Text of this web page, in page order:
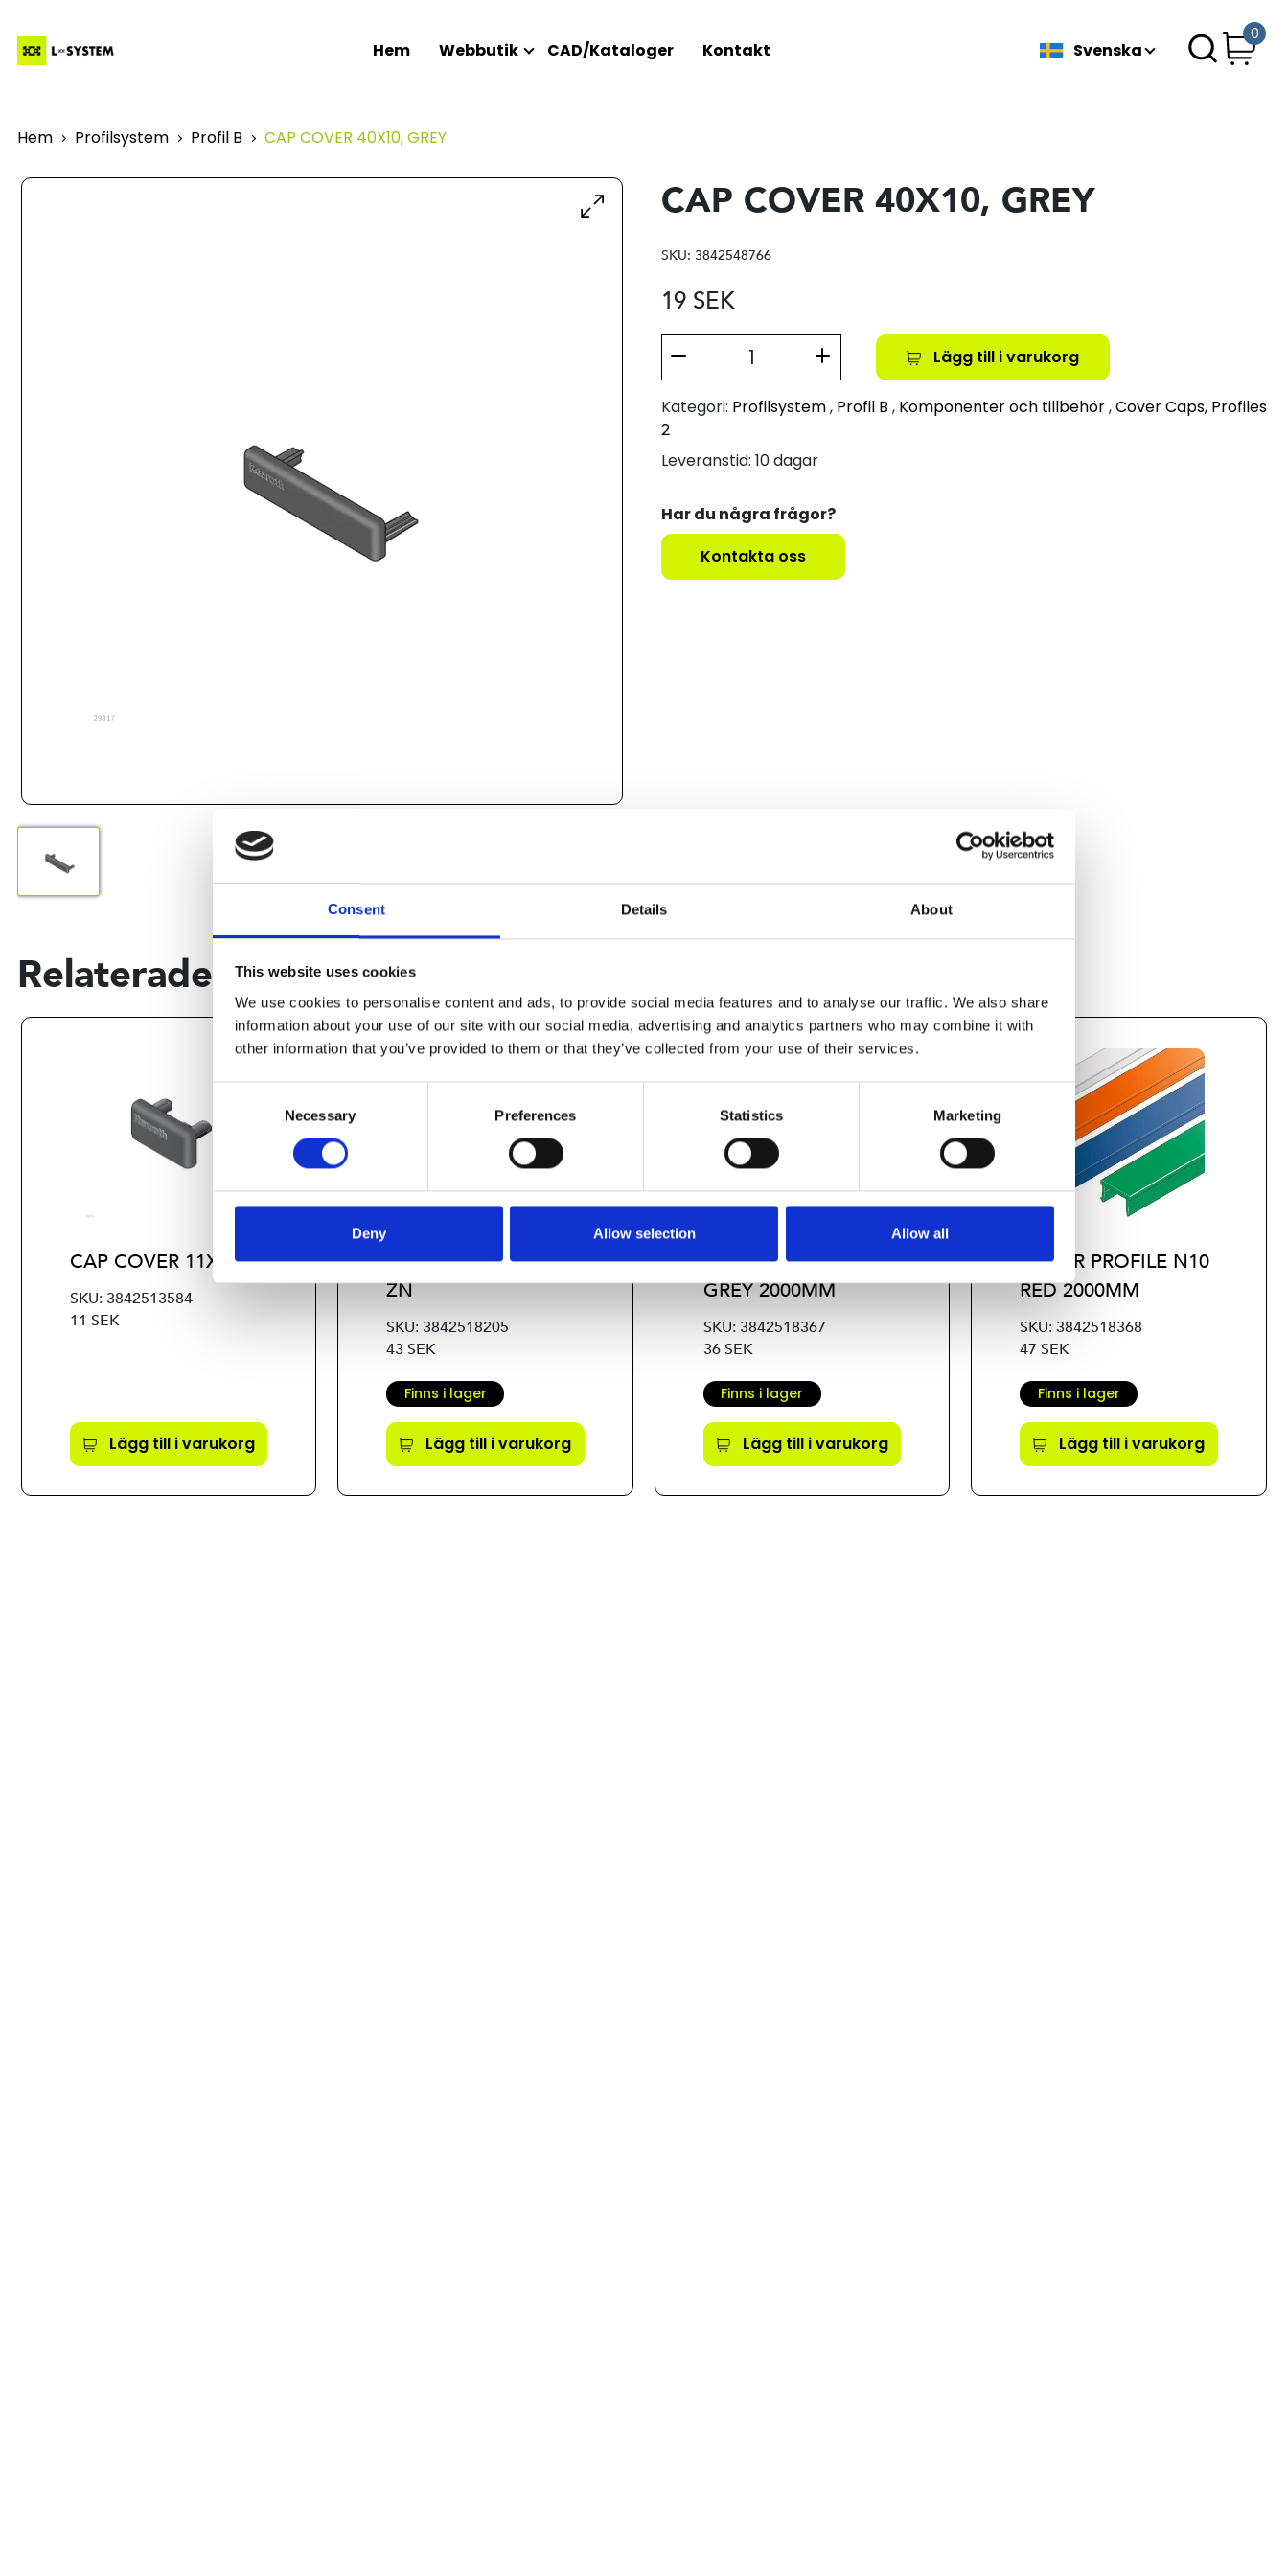
Consent Details About
This website uses cookies
We use cookies to personalise content and ads, to provide social media features and to analyse our traffic. We also share
information about your use of our site with our social media, advertising and analytics partners who may combine it with
other information that you’ve provided to them or that they’ve collected from your use of their services.
Necessary Preferences Statistics Marketing
Deny Allow selection Allow all
Hem Webbutik CAD/Kataloger Kontakt Svenska
0
Hem Profilsystem Profil B CAP COVER 40X10, GREY
CAP COVER 40X10, GREY
SKU: 3842548766
19 SEK
Lägg till i varukorg
Kategori: Profilsystem, Profil B , Komponenter och tillbehör,Cover Caps, Profiles
2
Leveranstid: 10 dagar
Har du några frågor?
Kontakta oss
Relaterade produkter
CAP COVER 11X20
SKU: 3842513584
11 SEK
Lägg till i varukorg
CAP COVER 45X45-
ZN
SKU: 3842518205
43 SEK
Finns i lager
Lägg till i varukorg
COVER PROFILE N10
GREY 2000MM
SKU: 3842518367
36 SEK
Finns i lager
Lägg till i varukorg
COVER PROFILE N10
RED 2000MM
SKU: 3842518368
47 SEK
Finns i lager
Lägg till i varukorg